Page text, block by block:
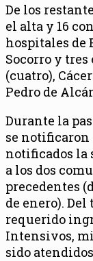
De los
el alta y 16
hospitales de
Socorro y
(cuatro),
Pedro de
Durante la
se notificaron
notificados la
a los dos
precedentes
de enero). Del
requerido
Intensivos,
sido